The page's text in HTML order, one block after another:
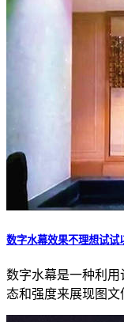
数字水幕效果不理想试试
数字水幕是一种利
态和强度来展现图文